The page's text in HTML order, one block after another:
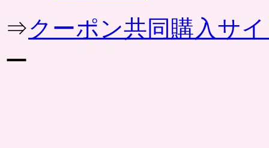
⇒クーポン共同購入サ
ー